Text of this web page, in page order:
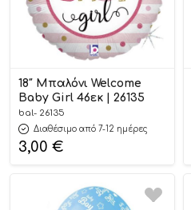
18″ Μπαλόνι Welcome
Baby Girl 46εκ | 26135
bal- 26135
Διαθέσιμο από 7-12 ημέρες
3,00 €